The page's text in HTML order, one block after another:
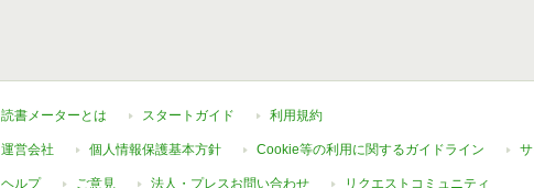
読書メーターとは スタートガイド 利用規約
運営会社 個人情報保護基本方針 Cookie等の利用に関するガイドライン
ヘルプ ご意見 法人・プレスお問い合わせ リクエストコミュニティ